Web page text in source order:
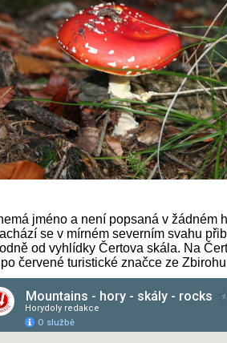
jméno a není popsaná v žádném
se v mírném severním svahu
od vyhlídky Čertova skála. Na
červené turistické značce ze